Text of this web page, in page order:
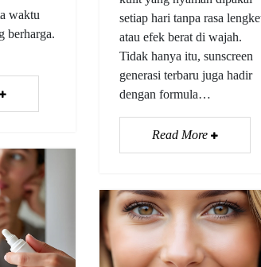
waktu
berharga.
setiap hari tanpa rasa
atau efek berat di wajah.
Tidak hanya itu, sunscreen
generasi terbaru juga hadir
dengan formula…
Read More